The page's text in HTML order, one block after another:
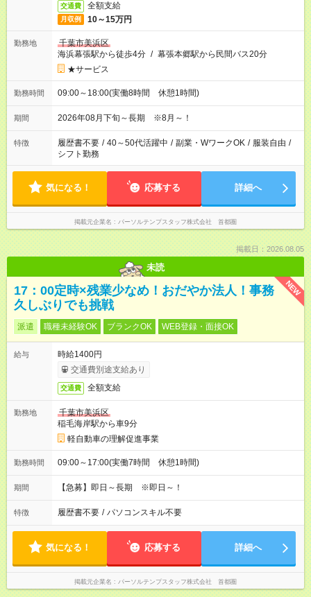
交通費 全額支給
月収例 10～15万円
勤務地
千葉市美浜区
海浜幕張駅から徒歩4分 / 幕張本郷駅から民間バス20分
★サービス
勤務時間 09:00～18:00(実働8時間 休憩1時間)
期間 2026年08月下旬～長期 ※8月～！
特徴 履歴書不要 / 40～50代活躍中 / 副業・WワークOK / 服装自由 /
シフト勤務
気になる！ 応募する 詳細へ
掲載元企業名 パーソルテンプスタッフ株式会社 首都圏
掲載日：2026.08.05
未読
NEW
17：00定時×残業少なめ！おだやか法人！事務
久しぶりでも挑戦
派遣 職種未経験OK ブランクOK WEB登録・面接OK
給与
時給1400円
交通費別途支給あり
交通費 全額支給
勤務地
千葉市美浜区
稲毛海岸駅から車9分
軽自動車の理解促進事業
勤務時間 09:00～17:00(実働7時間 休憩1時間)
期間 【急募】即日～長期 ※即日～！
特徴 履歴書不要 / パソコンスキル不要
気になる！ 応募する 詳細へ
掲載元企業名 パーソルテンプスタッフ株式会社 首都圏